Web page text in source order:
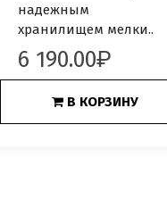
надежным
хранилищем мелки..
6 190.00
В КОРЗИНУ